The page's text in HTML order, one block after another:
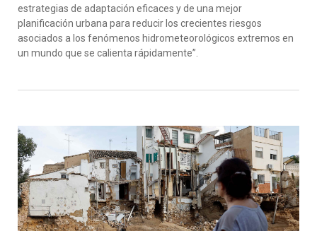
estrategias de adaptación eficaces y de una mejor
planificación urbana para reducir los crecientes riesgos
asociados a los fenómenos hidrometeorológicos extremos en
un mundo que se calienta rápidamente”.